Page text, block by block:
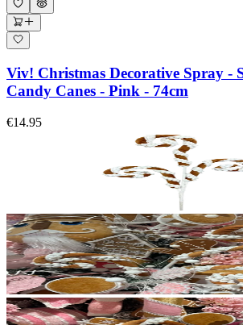
Viv! Christmas Decorative Spray -
Candy Canes - Pink - 74cm
€14.95